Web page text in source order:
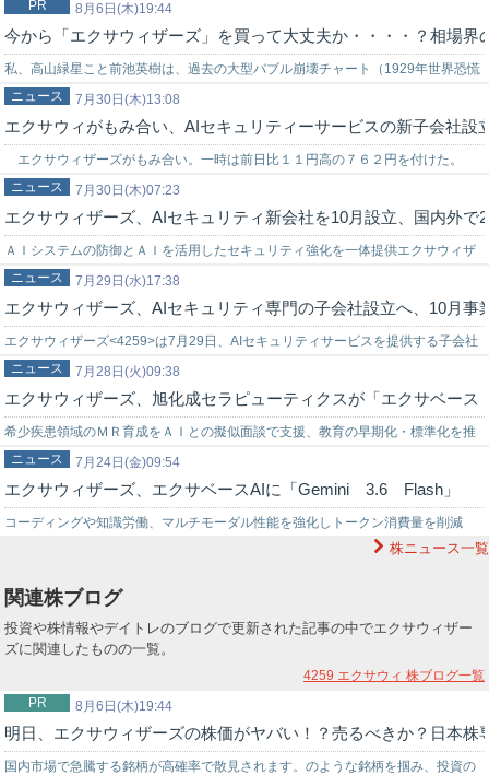
8月6日(木)19:44
PR
今から「エクサウィザーズ」を買って大丈夫か・・・・？相場界
私、高山緑星こと前池英樹は、過去の大型バブル崩壊チャート（1929年世界恐慌
時のNYダウ暴落チャート…
7月30日(木)13:08
ニュース
エクサウィがもみ合い、AIセキュリティーサービスの新子会社設
エクサウィザーズがもみ合い。一時は前日比１１円高の７６２円を付けた。
２９日大引け後、ＡＩ（人工知能）時代のセキュリティーサービスを提供するた
め、…
7月30日(木)07:23
ニュース
エクサウィザーズ、AIセキュリティ新会社を10月設立、国内外で
ＡＩシステムの防御とＡＩを活用したセキュリティ強化を一体提供エクサウィザ
ーズ＜４２５９＞（東証グロース）は７月２９日、ＡＩ時代のセキュリティサー
ビス…
7月29日(水)17:38
ニュース
エクサウィザーズ、AIセキュリティ専門の子会社設立へ、10月事
エクサウィザーズ<4259>は7月29日、AIセキュリティサービスを提供する子会社
「株式会社ExaSecurity」の設立を決議したことを発表した。…
7月28日(火)09:38
ニュース
エクサウィザーズ、旭化成セラピューティクスが「エクサベー
希少疾患領域のＭＲ育成をＡＩとの擬似面談で支援、教育の早期化・標準化を推
進 エクサウィザーズ＜４２５９＞（東証グロース）は７月２８日、旭化成セラ
ピュ…
7月24日(金)09:54
ニュース
エクサウィザーズ、エクサベースAIに「Gemini 3.6 Flash」
コーディングや知識労働、マルチモーダル性能を強化しトークン消費量を削減
エクサウィザーズ＜４２５９＞（東証グロース）は７月２４日、グループ会社の
株ニュース一覧
関連株ブログ
投資や株情報やデイトレのブログで更新された記事の中でエクサウィザー
ズに関連したものの一覧。
4259 エクサウィ 株ブログ一覧
8月6日(木)19:44
PR
明日、エクサウィザーズの株価がヤバい！？売るべきか？日本
国内市場で急騰する銘柄が高確率で散見されます。のような銘柄を掴み、投資の